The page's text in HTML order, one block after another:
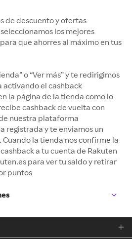
de descuento y ofertas
los mejores
que ahorres al máximo en tus
o “Ver más” y te redirigimos
activando el cashback
la página de la tienda como lo
cashback de vuelta con
nuestra plataforma
registrada y te enviamos un
la tienda nos confirme la
a tu cuenta de Rakuten
para ver tu saldo y retirar
puntos